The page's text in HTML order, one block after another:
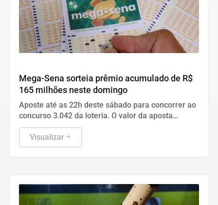
Mega-Sena sorteia prêmio acumulado de R$
165 milhões neste domingo
Aposte até as 22h deste sábado para concorrer ao
concurso 3.042 da loteria. O valor da aposta
simples com seis dezenas custa seis reais.
Visualizar